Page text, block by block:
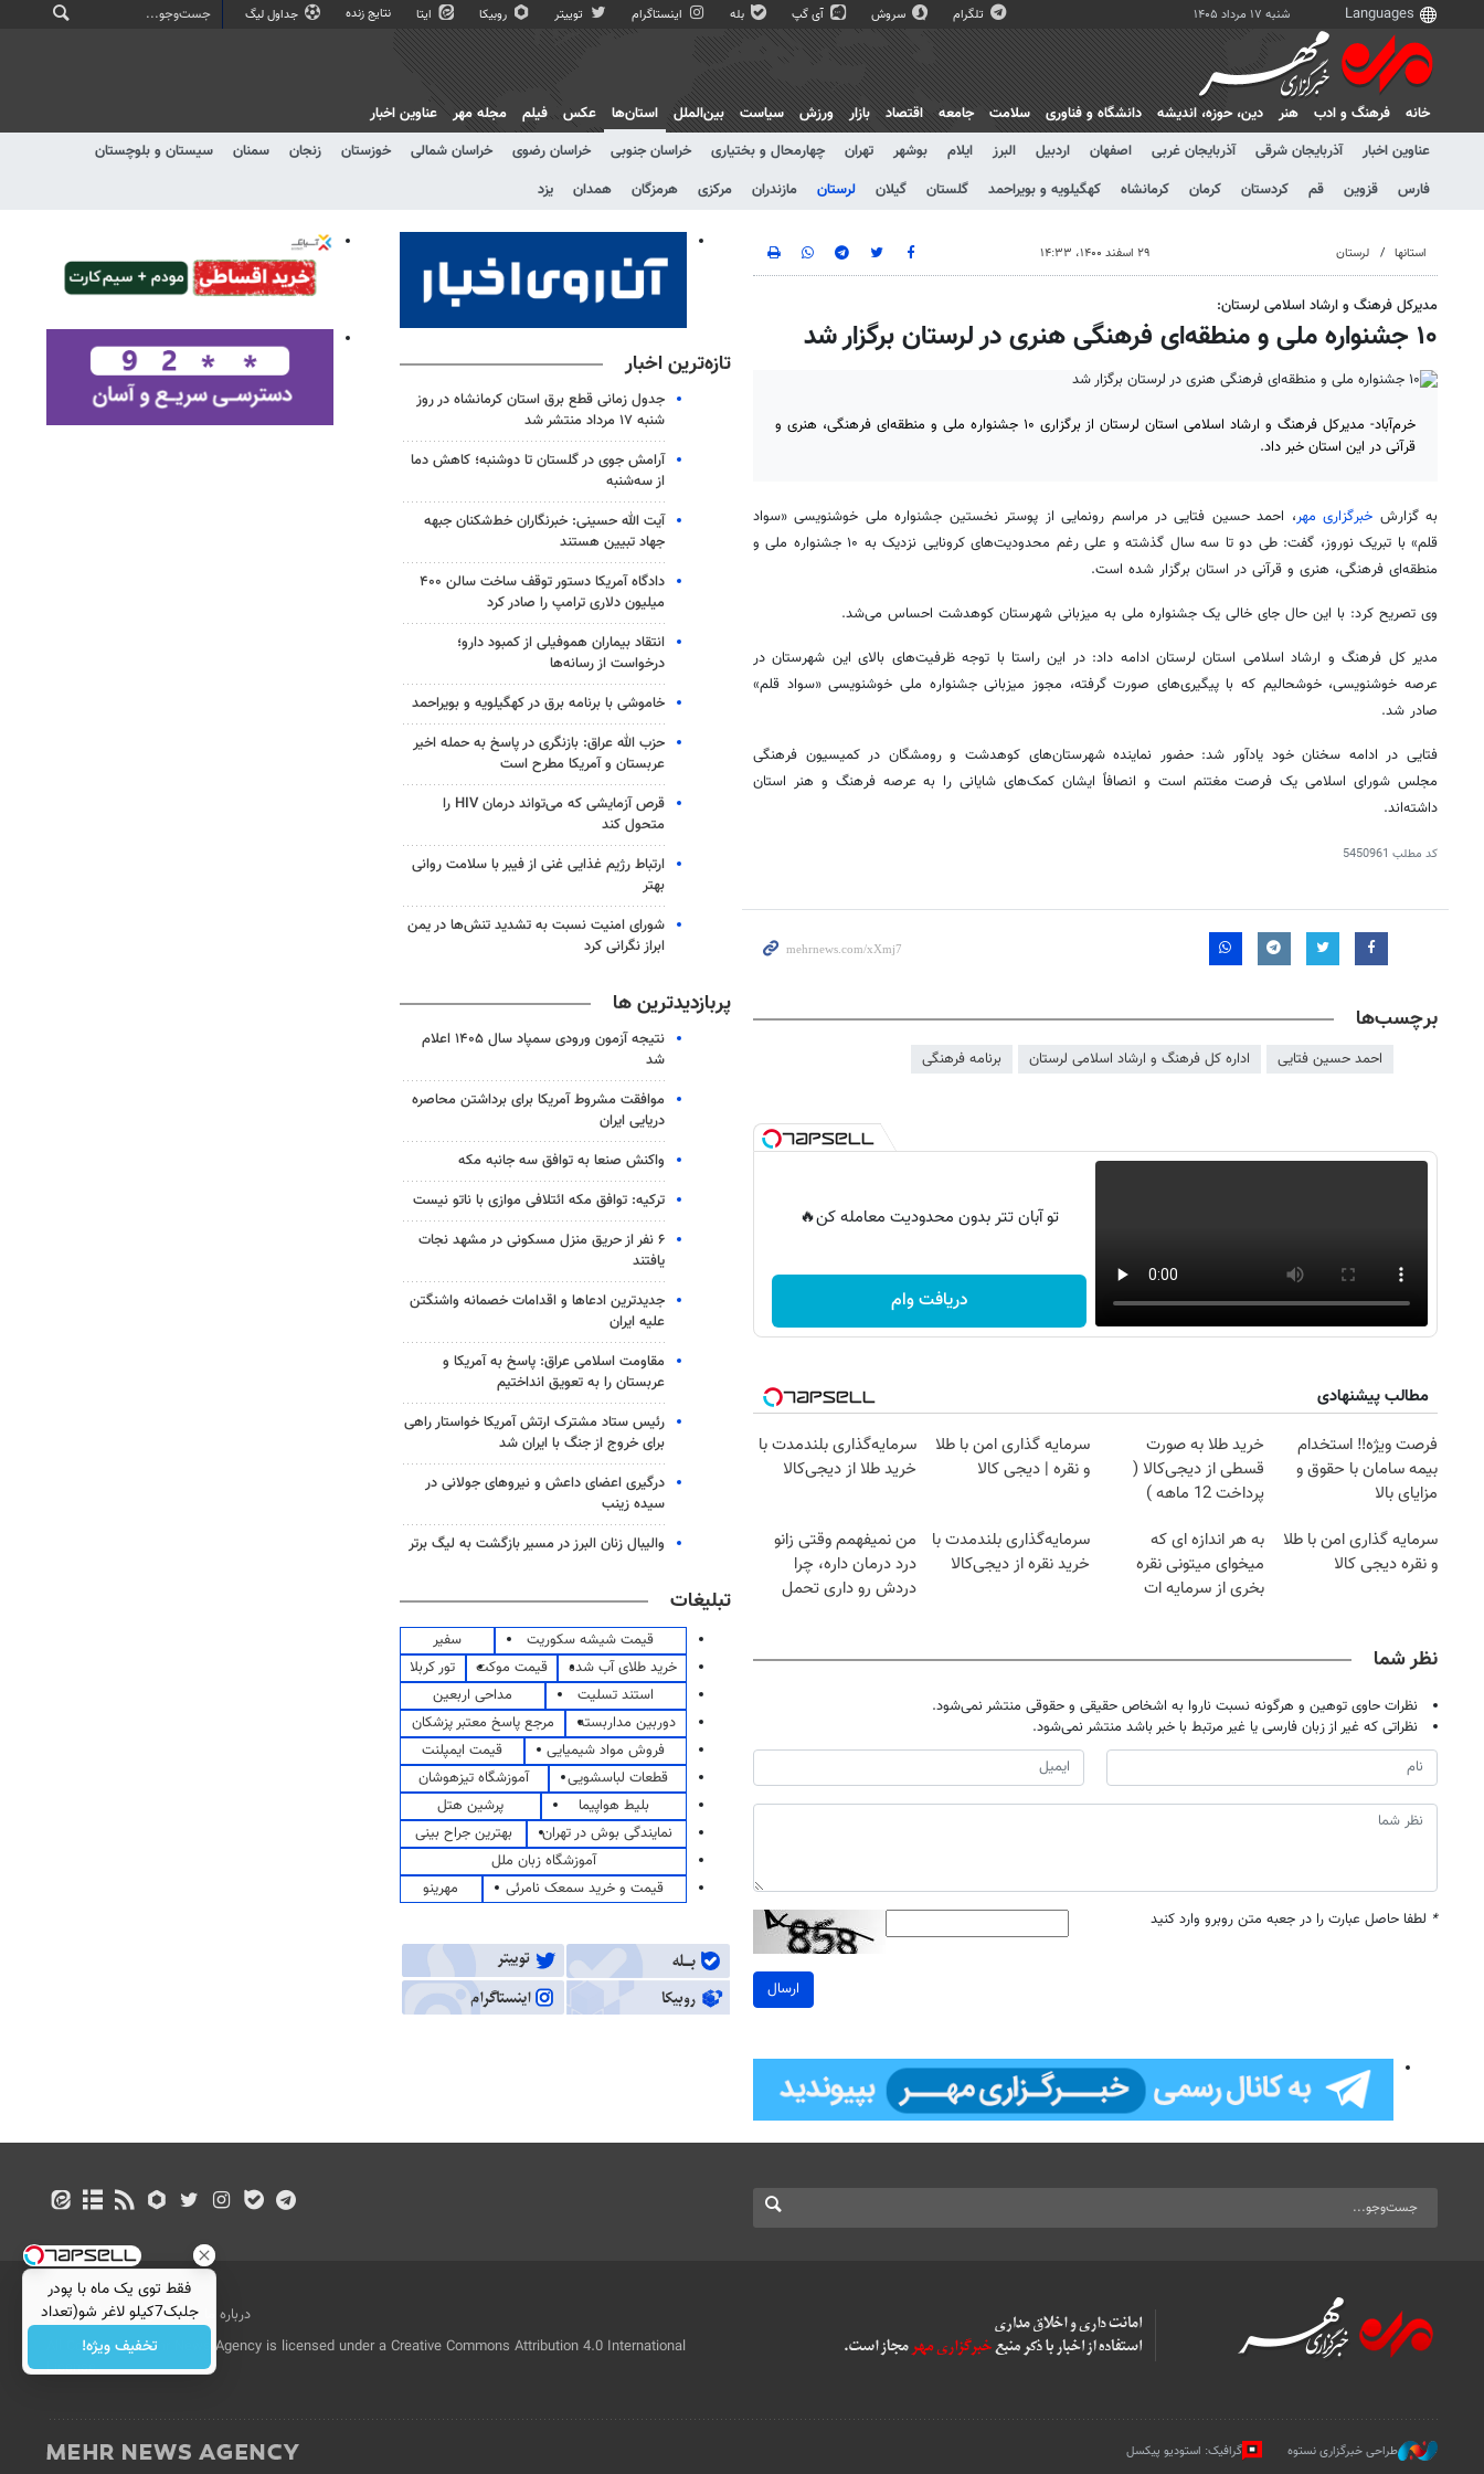
شنبه ۱۷ مرداد ۱۴۰۵ تلگرام سروش آی گپ بله اینستاگرام توییتر روبیکا ایتا نتایج زنده جداول لیگ
خانه فرهنگ و ادب هنر دين، حوزه، انديشه دانشگاه و فناوری سلامت جامعه اقتصاد بازار ورزش سیاست بین‌الملل
استان‌ها
عناوین اخبار
آذربایجان شرقی آذربایجان غربی اصفهان اردبیل البرز ایلام بوشهر تهران چهارمحال و بختیاری خراسان جنوبی خراسان رضوی خراسان شمالی خوزستان زنجان سمنان
سیستان و بلوچستان
فارس
قزوین قم کردستان کرمان کرمانشاه کهگیلویه و بویراحمد گلستان گیلان لرستان مازندران مرکزی هرمزگان همدان یزد
عکس فیلم مجله مهر عناوین اخبار
استانها لرستان ۲۹ اسفند ۱۴۰۰، ۱۴:۳۳
مدیرکل فرهنگ و ارشاد اسلامی لرستان:
۱۰ جشنواره ملی و منطقه‌ای فرهنگی هنری در لرستان برگزار شد
خرم‌آباد- مدیرکل فرهنگ و ارشاد اسلامی استان لرستان از برگزاری ۱۰ جشنواره ملی و منطقه‌ای فرهنگی، هنری و
قرآنی در این استان خبر داد.
به گزارش خبرگزاری مهر، احمد حسین فتاییدر مراسم رونمایی از پوستر نخستین جشنواره ملی خوشنویسی «سواد
قلم» با تبریک نوروز، گفت: طی دو تا سه سال گذشته و علی رغم محدودیت‌های کرونایی نزدیک به ۱۰ جشنواره ملی و
منطقه‌ای فرهنگی، هنری و قرآنی در استان برگزار شده است.
وی تصریح کرد: با این حال جای خالی یک جشنواره ملی به میزبانی شهرستان کوهدشت احساس می‌شد.
مدیر کل فرهنگ و ارشاد اسلامی استان لرستان ادامه داد: در این راستا با توجه ظرفیت‌های بالای این شهرستان در
عرصه خوشنویسی، خوشحالیم که با پیگیری‌های صورت گرفته، مجوز میزبانی جشنواره ملی خوشنویسی «سواد قلم»
صادر شد.
فتاییدر ادامه سخنان خود یادآور شد: حضور نماینده شهرستان‌های کوهدشتورومشگان در کمیسیون فرهنگی
مجلس شورای اسلامی یک فرصت مغتنم است و انصافاً ایشان کمک‌های شایانی را به عرصه فرهنگ و هنر استان
داشته‌اند.
کد مطلب 5450961
برچسب‌ها
احمد حسین فتایی اداره کل فرهنگ و ارشاد اسلامی لرستان برنامه فرهنگی
تو آبان تتر بدون محدودیت معامله کن🔥
دریافت وام
مطالب پیشنهادی
فرصت ویژه‼️ استخدام
بیمه سامان با حقوق و
مزایای بالا
خرید طلا به صورت
قسطی از دیجی‌کالا (
پرداخت 12 ماهه )
سرمایه گذاری امن با طلا
و نقره | دیجی کالا
سرمایه‌گذاری بلندمدت با
خرید طلا از دیجی‌کالا
سرمایه گذاری امن با طلا
و نقره دیجی کالا
به هر اندازه ای که
میخوای میتونی نقره
بخری از سرمایه ات
سرمایه‌گذاری بلندمدت با
خرید نقره از دیجی‌کالا
من نمیفهمم وقتی زانو
درد درمان داره، چرا
دردش رو داری تحمل
نظر شما
نظرات حاوی توهین و هرگونه نسبت ناروا به اشخاص حقیقی و حقوقی منتشر نمی‌شود.
نظراتی که غیر از زبان فارسی یا غیر مرتبط با خبر باشد منتشر نمی‌شود.
* لطفا حاصل عبارت را در جعبه متن روبرو وارد کنید
ارسال
تازه‌ترین اخبار
جدول زمانی قطع برق استان کرمانشاه در روز
شنبه ۱۷ مرداد منتشر شد
آرامش جوی در گلستان تا دوشنبه؛ کاهش دما
از سه‌شنبه
آیت الله حسینی: خبرنگاران خط‌شکنان جبهه
جهاد تبیین هستند
دادگاه آمریکا دستور توقف ساخت سالن ۴۰۰
میلیون دلاری ترامپ را صادر کرد
انتقاد بیماران هموفیلی از کمبود دارو؛
درخواست از رسانه‌ها
خاموشی با برنامه برق در کهگیلویه و بویراحمد
حزب الله عراق: بازنگری در پاسخ به حمله اخیر
عربستان و آمریکا مطرح است
قرص آزمایشی که می‌تواند درمان HIV را
متحول کند
ارتباط رژیم غذایی غنی از فیبر با سلامت روانی
بهتر
شورای امنیت نسبت به تشدید تنش‌ها در یمن
ابراز نگرانی کرد
پربازدیدترین ها
نتیجه آزمون ورودی سمپاد سال ۱۴۰۵ اعلام
شد
موافقت مشروط آمریکا برای برداشتن محاصره
دریایی ایران
واکنش صنعا به توافق سه جانبه مکه
ترکیه: توافق مکه ائتلافی موازی با ناتو نیست
۶ نفر از حریق منزل مسکونی در مشهد نجات
یافتند
جدیدترین ادعاها و اقدامات خصمانه واشنگتن
علیه ایران
مقاومت اسلامی عراق: پاسخ به آمریکا و
عربستان را به تعویق انداختیم
رئیس ستاد مشترک ارتش آمریکا خواستار راهی
برای خروج از جنگ با ایران شد
درگیری اعضای داعش و نیروهای جولانی در
سیده زینب
والیبال زنان البرز در مسیر بازگشت به لیگ برتر
تبلیغات
قیمت شیشه سکوریت
سفیر
خرید طلای آب شده
قیمت موکت
تور کربلا
استند تسلیت
مداحی اربعین
دوربین مداربسته
مرجع پاسخ معتبر پزشکان
فروش مواد شیمیایی
قیمت ایمپلنت
قطعات لباسشویی
آموزشگاه تیزهوشان
بلیط هواپیما
پرشین هتل
نمایندگی بوش در تهران
بهترین جراح بینی
آموزشگاه زبان ملل
قیمت و خرید سمعک نامرئی
مهرینو
درباره ما تماس با ما
بازرگانی
All Content by Mehr News Agency is licensed under a Creative Commons Attribution 4.0 International
License.
طراحی خبرگزاری نستوه گرافیک: استودیو پیکسل
فقط توی یک ماه با پودر
جلبک7کیلو لاغر شو(تعداد
محدود)
تخفیف ویژه!